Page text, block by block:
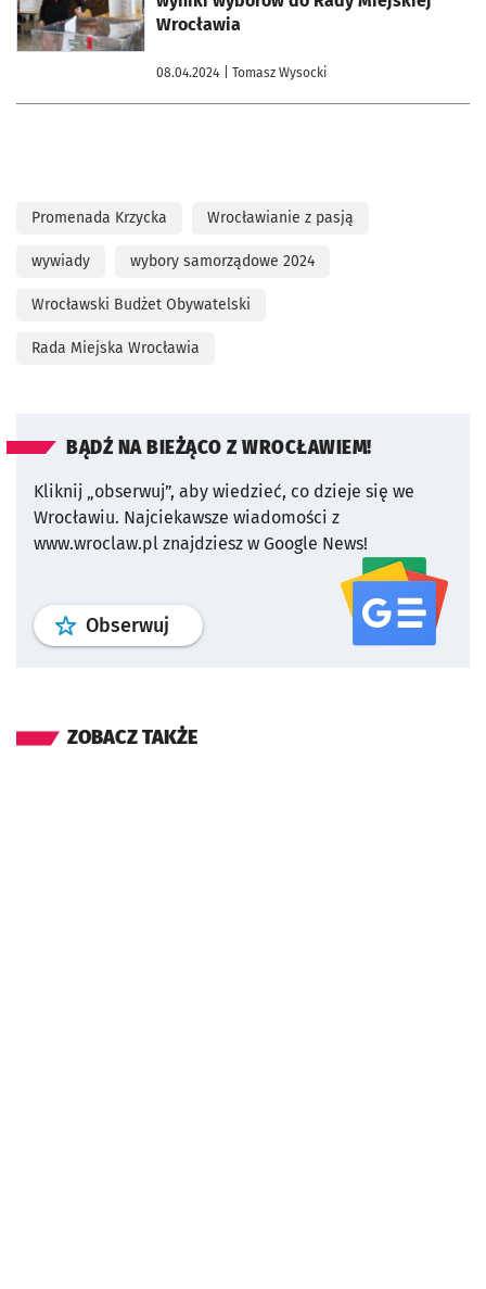
Wrocławia
08.04.2024 | Tomasz Wysocki
Promenada Krzycka Wrocławianie z pasją
wywiady wybory samorządowe 2024
Wrocławski Budżet Obywatelski
Rada Miejska Wrocławia
BĄDŹ NA BIEŻĄCO Z WROCŁAWIEM!
Kliknij „obserwuj”, aby wiedzieć, co dzieje się we
Wrocławiu. Najciekawsze wiadomości z
www.wroclaw.pl znajdziesz w Google News!
Obserwuj profil serwisu
ZOBACZ TAKŻE